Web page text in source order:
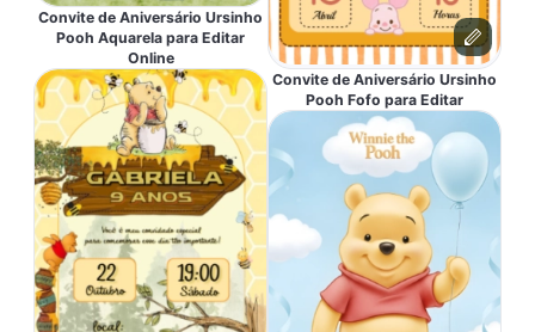
Convite de Aniversário Ursinho
Pooh Aquarela para Editar
Online
Convite de Aniversário Ursinho
Pooh Fofo para Editar